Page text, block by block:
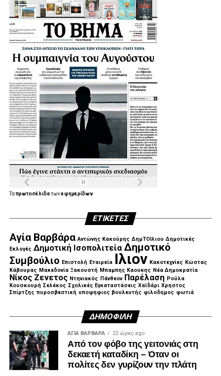
.
.
Ταπρωτοσέλιδατωνεφημερίδων
ΕΤΙΚΈΤΕΣ
Αγία Βαρβάρα Αντώνης Κακούρης ΔημΤΟΙλιου Δημοτικές
Εκλογές Δημοτική Ισοπολιτεία Δημοτικό
Συμβούλιο Επιστολή Εταιρεία Ιλιον Κακοτεχνίες Κώστας
Κάβουρας Μακεδονία Ξακουστή Μπαμπης Καουκης Νέα Δημοκρατία
Νίκος Ζενετος Ντηνιακός Πάνθεον Παρέλαση Ρούλα
Κουσκουρή Σελέκος Σχολικές Εγκαταστάσεις Χαϊδάρι Χρηστος
Σπίρτζης πυροσβεστική υποψηφιος βουλευτής φιλοδημος φωτιά
ΔΗΜΟΦΙΛΉ
ΑΓΙΑ ΒΑΡΒΑΡΑ 22 ώρες ago
Από τον φόβο της γειτονιάς στη
δεκαετή καταδίκη – Όταν οι
πολίτες δεν γυρίζουν την πλάτη